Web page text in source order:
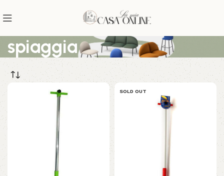
spiaggia
SOLD OUT